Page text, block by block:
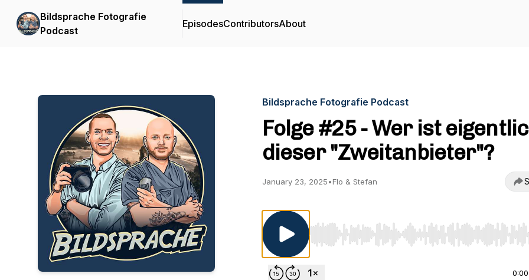
Bildsprache Fotografie
Podcast
EpisodesContributorsAbout
Bildsprache Fotografie Podcast
Folge #25 - Wer ist
dieser "Zweitanbieter"?
January 23, 2025•Flo & Stefan
Use Left/Right to seek, Home/End to jump to start
0:00